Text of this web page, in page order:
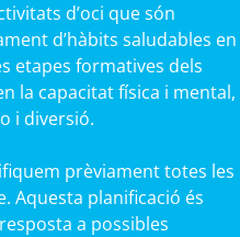
d’oci que són
d’hàbits saludables en
etapes formatives dels
la capacitat física i mental,
i diversió.
prèviament totes les
Aquesta planificació és
a possibles